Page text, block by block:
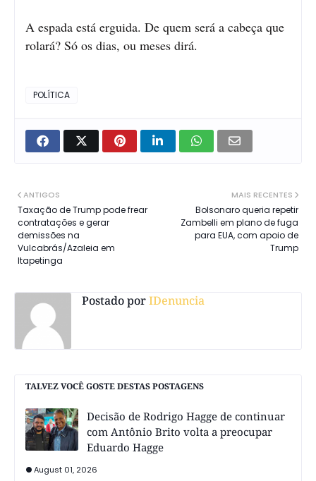
A espada está erguida. De quem será a cabeça que
rolará? Só os dias, ou meses dirá.
POLÍTICA
MAIS RECENTES
Bolsonaro queria repetir
Zambelli em plano de fuga
para EUA, com apoio de
Trump
ANTIGOS
Taxação de Trump pode frear
contratações e gerar
demissões na
Vulcabrás/Azaleia em
Itapetinga
Postado porIDenuncia
TALVEZ VOCÊ GOSTE DESTAS POSTAGENS
Decisão de Rodrigo Hagge de continuar
com Antônio Brito volta a preocupar
Eduardo Hagge
August 01, 2026